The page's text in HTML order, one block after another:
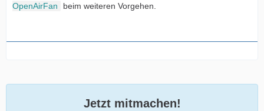
OpenAirFan
beim weiteren Vorgehen.
Jetzt mitmachen!